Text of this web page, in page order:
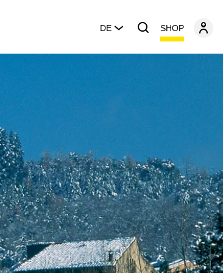
DE SHOP